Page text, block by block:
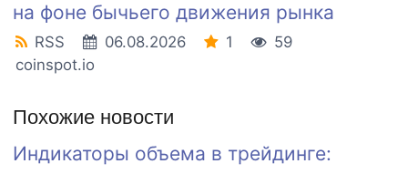
на фоне бычьего движения рынка
RSS 06.08.2026 1
59
coinspot.io
Похожие новости
Индикаторы объема в трейдинге: